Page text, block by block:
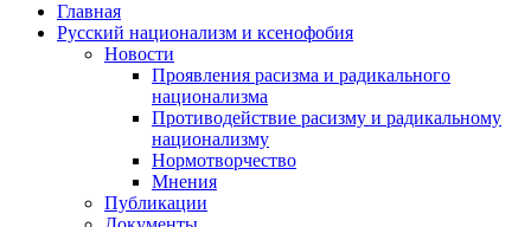
Главная
Русский национализм и ксенофобия
Новости
Проявления расизма и радикального
национализма
Противодействие расизму и радикальному
национализму
Нормотворчество
Мнения
Публикации